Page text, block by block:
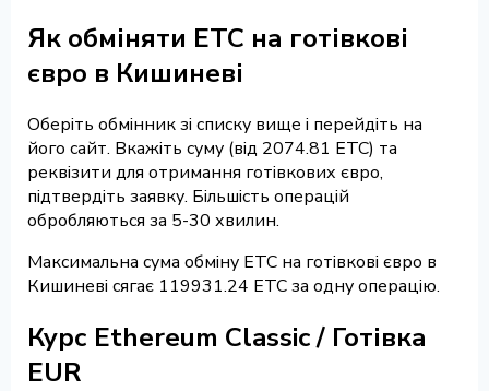
Як обміняти ETC на готівкові
євро в Кишиневі
Оберіть обмінник зі списку вище і перейдіть на
його сайт. Вкажіть суму (від 2074.81 ETC) та
реквізити для отримання готівкових євро,
підтвердіть заявку. Більшість операцій
обробляються за 5-30 хвилин.
Максимальна сума обміну ETC на готівкові євро в
Кишиневі сягає 119931.24 ETC за одну операцію.
Курс Ethereum Classic / Готівка
EUR